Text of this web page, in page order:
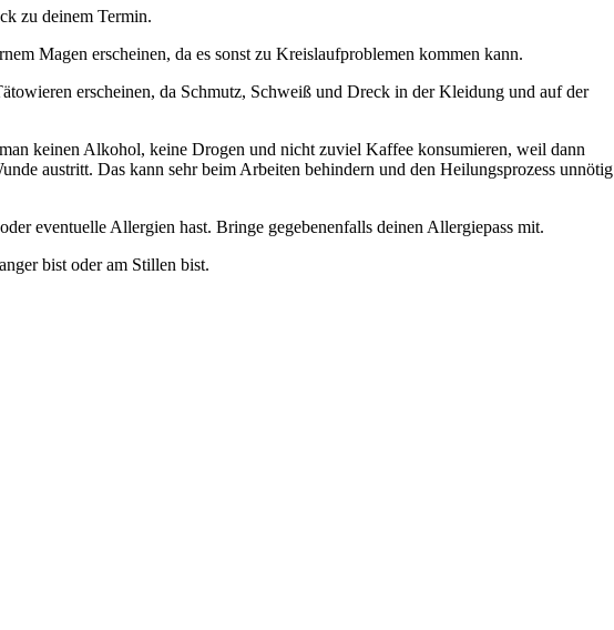
zu deinem Termin.
Magen erscheinen, da es sonst zu Kreislaufproblemen kommen kann.
erscheinen, da Schmutz, Schweiß und Dreck in der Kleidung und auf der
keinen Alkohol, keine Drogen und nicht zuviel Kaffee konsumieren, weil dann
austritt. Das kann sehr beim Arbeiten behindern und den Heilungsprozess unnötig
eventuelle Allergien hast. Bringe gegebenenfalls deinen Allergiepass mit.
bist oder am Stillen bist.